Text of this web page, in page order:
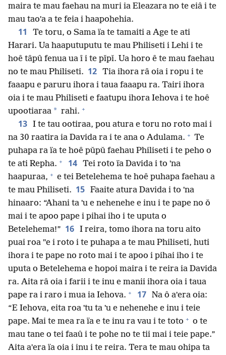
maira te mau faehau na muri ia Eleazara no te eiâ i te
mau taoˈa a te feia i haapohehia.
11
Te toru, o Sama ïa te tamaiti a Age te ati
Harari. Ua haaputuputu te mau Philiseti i Lehi i te
hoê tâpû fenua ua î i te pǐpǐ. Ua horo ê te mau faehau
no te mau Philiseti. 12 Tia ihora râ oia i ropu i te
faaapu e paruru ihora i taua faaapu ra. Tairi ihora
oia i te mau Philiseti e faatupu ihora Iehova i te hoê
upootiaraa * rahi. +
13 I te tau ootiraa, pou atura e toru no roto mai i
na 30 raatira ia Davida ra i te ana o Adulama. + Te
puhapa ra ïa te hoê pǔpǔ faehau Philiseti i te peho o
te ati Repha. + 14 Tei roto ïa Davida i to ˈna
haapuraa, + e tei Betelehema te hoê puhapa faehau a
te mau Philiseti. 15 Faaite atura Davida i to ˈna
hinaaro: “Ahani ta ˈu e nehenehe e inu i te pape no ǒ
mai i te apoo pape i pihai iho i te uputa o
Betelehema!” 16 I reira, tomo ihora na toru aito
puai roa ˈˈe i roto i te puhapa a te mau Philiseti, huti
ihora i te pape no roto mai i te apoo i pihai iho i te
uputa o Betelehema e hopoi maira i te reira ia Davida
ra. Aita râ oia i farii i te inu e manii ihora oia i taua
pape ra i raro i mua ia Iehova. + 17 Na ô aˈera oia:
“E Iehova, eita roa ˈtu ta ˈu e nehenehe e inu i teie
pape. Mai te mea ra ïa e te inu ra vau i te toto + o te
mau tane o tei faaû i te pohe no te tii mai i teie pape.”
Aita aˈera ïa oia i inu i te reira. Tera te mau ohipa ta